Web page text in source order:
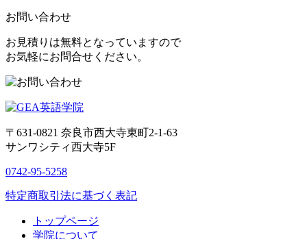
お問い合わせ
お見積りは無料となっていますので
お気軽にお問合せください。
〒631-0821 奈良市西大寺東町2-1-63
サンワシティ西大寺5F
0742-95-5258
特定商取引法に基づく表記
トップページ
学院について